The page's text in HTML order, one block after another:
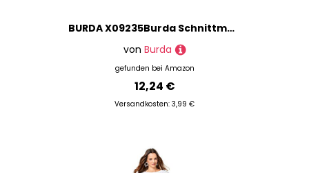
BURDA X09235Burda Schnittmuster-Paket für Baby-Overall, Designcode B9235, Größen 1M-3 (56-98)
von Burda
gefunden bei Amazon
12,24 €
Versandkosten: 3,99 €